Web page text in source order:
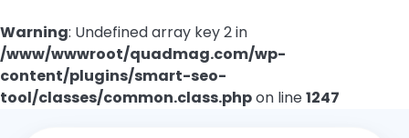
Warning: Undefined array key 2 in
/www/wwwroot/quadmag.com/wp-
content/plugins/smart-seo-
tool/classes/common.class.phpon line1247